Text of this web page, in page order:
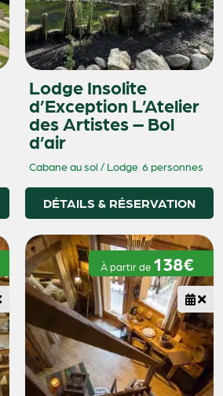
Lodge Insolite
d’Exception L’Atelier
des Artistes – Bol
d’air
Cabane au sol / Lodge 6 personnes
DÉTAILS & RÉSERVATION
À partir de 138€